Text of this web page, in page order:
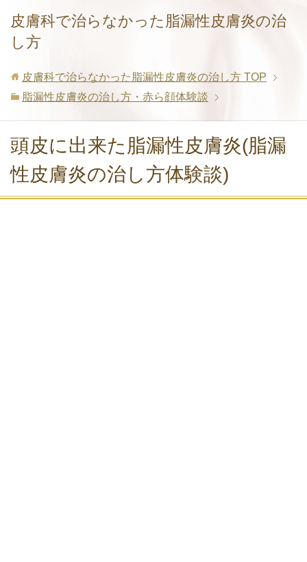
皮膚科で治らなかった脂漏性皮膚炎の治
し方
皮膚科で治らなかった脂漏性皮膚炎の治し方 TOP
脂漏性皮膚炎の治し方・赤ら顔体験談
頭皮に出来た脂漏性皮膚炎(脂漏
性皮膚炎の治し方体験談)